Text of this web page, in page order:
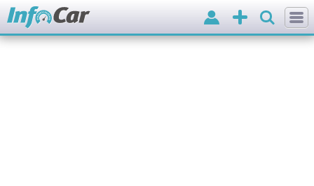
Додати
оголошення
Вхід